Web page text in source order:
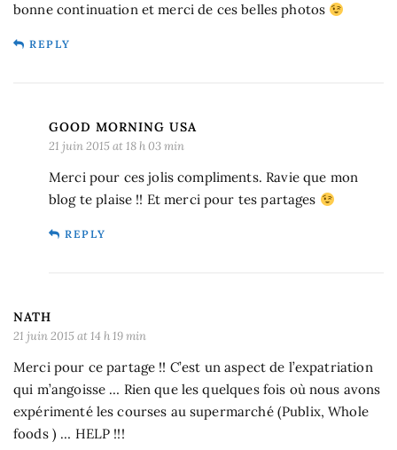
bonne continuation et merci de ces belles photos
REPLY
GOOD MORNING USA
21 juin 2015 at 18 h 03 min
Merci pour ces jolis compliments. Ravie que mon
blog te plaise !! Et merci pour tes partages
REPLY
NATH
21 juin 2015 at 14 h 19 min
Merci pour ce partage !! C’est un aspect de l’expatriation
qui m’angoisse … Rien que les quelques fois où nous avons
expérimenté les courses au supermarché (Publix, Whole
foods ) … HELP !!!